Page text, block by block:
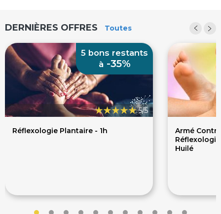
DERNIÈRES OFFRES Toutes
5/5
Réflexologie Plantaire - 1h
5 bons restants
à -35%
Armé
Huilé